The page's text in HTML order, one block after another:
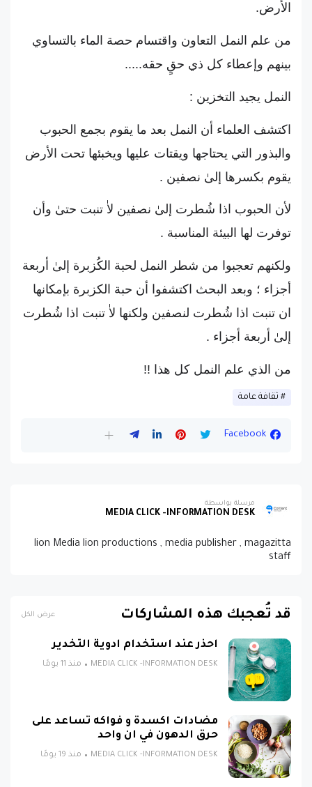
الأرض.
من علم النمل التعاون واقتسام حصة الماء بالتساوي
بينهم وإعطاء كل ذي حقٍ حقه.....
النمل يجيد التخزين :
ﺍﻛﺘﺸﻒ ﺍﻟﻌﻠﻤﺎﺀ ﺃﻥ ﺍﻟﻨﻤﻞ ﺑﻌﺪ ﻣﺎ ﻳﻘﻮﻡ ﺑﺠﻤﻊ ﺍﻟﺤﺒﻮﺏ
ﻭﺍﻟﺒﺬﻭﺭ ﺍلتي ﻳﺤﺘﺎﺟﻬﺎ ﻭﻳﻘﺘﺎﺕ ﻋﻠﻴﻬﺎ ﻭﻳﺨﺒﺌﻬﺎ ﺗﺤﺖ ﺍﻷﺭﺽ
ﻳﻘﻮﻡ ﺑﻜﺴﺮﻫﺎ ﺇﻟﻰٰ ﻧﺼﻔﻴﻦ .
ﻷﻥ ﺍﻟﺤﺒﻮﺏ ﺍﺫﺍ ﺷُﻄﺮﺕ ﺇﻟﻰٰ ﻧﺼﻔﻴﻦ ﻻٰ ﺗﻨﺒﺖ ﺣﺘﻰٰ ﻭأﻥ
ﺗﻮﻓﺮﺕ ﻟﻬﺎ ﺍﻟﺒﻴﺌﺔ ﺍﻟﻤﻨﺎﺳﺒﺔ .
ﻭﻟﻜﻨﻬﻢ ﺗﻌﺠﺒﻮﺍ ﻣﻦ ﺷﻄﺮ ﺍﻟﻨﻤﻞ ﻟﺤﺒﺔ ﺍﻟﻜُﺰﺑﺮﺓ ﺇﻟﻰٰ ﺃﺭﺑﻌﺔ
أﺟﺰﺍﺀ ؛ ﻭﺑﻌﺪ ﺍﻟﺒﺤﺚ ﺍﻛﺘﺸﻔﻮﺍ ﺃﻥ ﺣﺒﺔ ﺍﻟﻜﺰﺑﺮﺓ ﺑﺈﻣﻜﺎﻧﻬﺎ
ﺍﻥ ﺗﻨﺒﺖ ﺍﺫﺍ ﺷُﻄﺮﺕ ﻟﻨﺼﻔﻴﻦ وﻟﻜﻨﻬﺎ ﻻٰ ﺗﻨﺒﺖ ﺍﺫﺍ ﺷُﻄﺮﺕ
ﺇﻟﻰٰ ﺃﺭﺑﻌﺔ ﺃﺟﺰﺍﺀ .
من الذي علم النمل كل هذا !!
ثقافة عامة
Facebook
مرسلة بواسطة
MEDIA CLICK -INFORMATION DESK
lion Media lion productions , media publisher , magazitta
staff
قد تُعجبك هذه المشاركات عرض الكل
احذر عند استخدام ادوية التخدير
MEDIA CLICK -INFORMATION DESK منذ 11 يومًا
مضادات اكسدة و فواكه تساعد على
حرق الدهون في ان واحد
MEDIA CLICK -INFORMATION DESK منذ 19 يومًا